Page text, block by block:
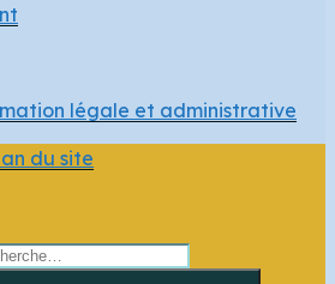
légale et administrative
du site